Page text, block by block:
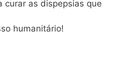
curar as dispepsias que
humanitário!